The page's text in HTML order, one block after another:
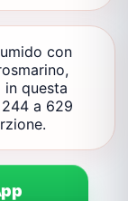
con
questa
a 629